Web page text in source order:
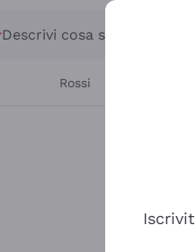
Descrivi cosa stai cercando
Rossi